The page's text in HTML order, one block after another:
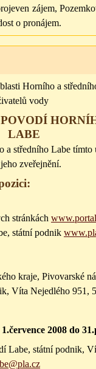
zájem,
o pronájem.
Horního a
vody
LABE
a středního Labe
zveřejnění.
stránkách
státní podnik
kraje, Pivovarské
Víta Nejedlého
2008 do
Labe, státní podnik,